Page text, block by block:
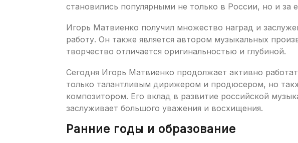
становились популярными не только в России, но и за
Игорь Матвиенко получил множество наград и
работу. Он также является автором музыкальных
творчество отличается оригинальностью и глубиной.
Сегодня Игорь Матвиенко продолжает активно
только талантливым дирижером и продюсером, но
композитором. Его вклад в развитие российской
заслуживает большого уважения и восхищения.
Ранние годы и образование